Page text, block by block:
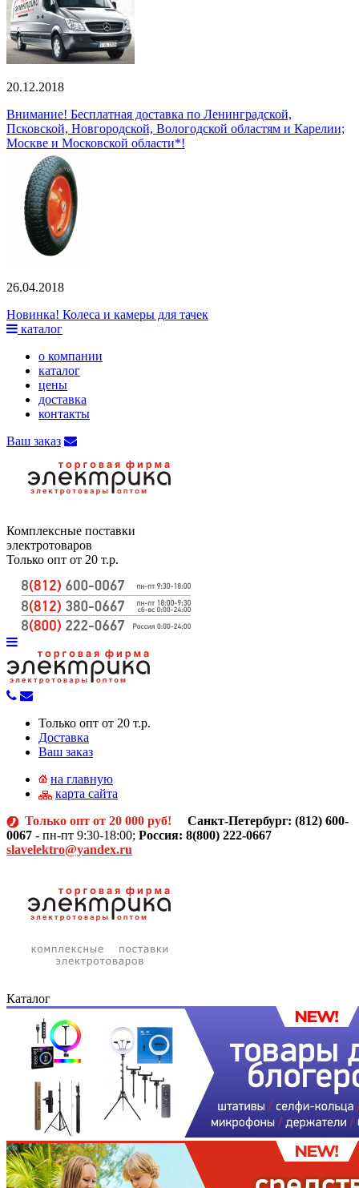
20.12.2018
Внимание! Бесплатная доставка по Ленинградской,
Псковской, Новгородской, Вологодской областям и Карелии;
Москве и Московской области*!
26.04.2018
Новинка! Колеса и камеры для тачек
каталог
о компании
каталог
цены
доставка
контакты
Ваш заказ
Комплексные поставки
электротоваров
Только опт от 20 т.р.
Только опт от 20 т.р.
Доставка
Ваш заказ
на главную
карта сайта
Только опт от 20 000 руб! Санкт-Петербург: (812) 600-
0067 - пн-пт 9:30-18:00; Россия: 8(800) 222-0667
slavelektro@yandex.ru
Каталог